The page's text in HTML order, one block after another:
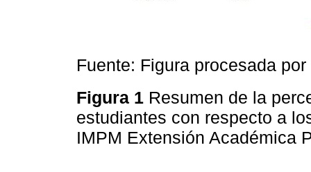
Fuente: Figura procesada por
Figura 1 Resumen de la
estudiantes con respecto a
IMPM Extensión Académica